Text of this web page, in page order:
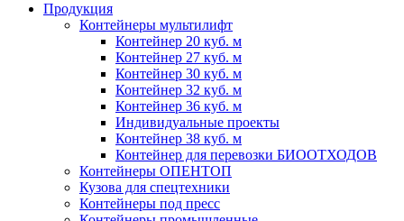
Продукция
Контейнеры мультилифт
Контейнер 20 куб. м
Контейнер 27 куб. м
Контейнер 30 куб. м
Контейнер 32 куб. м
Контейнер 36 куб. м
Индивидуальные проекты
Контейнер 38 куб. м
Контейнер для перевозки БИООТХОДОВ
Контейнеры ОПЕНТОП
Кузова для спецтехники
Контейнеры под пресс